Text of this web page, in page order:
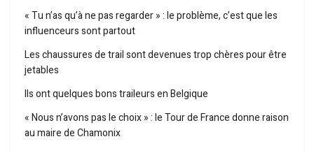
« Tu n’as qu’à ne pas regarder » : le problème, c’est que les
influenceurs sont partout
Les chaussures de trail sont devenues trop chères pour être
jetables
Ils ont quelques bons traileurs en Belgique
« Nous n’avons pas le choix » : le Tour de France donne raison
au maire de Chamonix